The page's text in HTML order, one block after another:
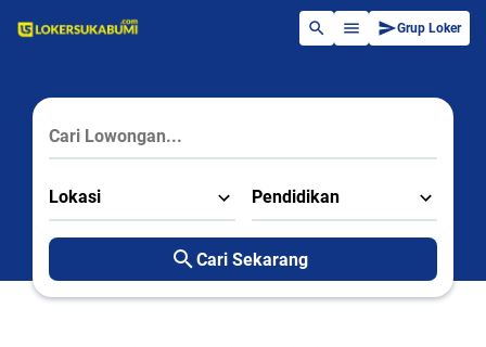
Grup Loker
Lokasi Pendidikan
Cari Sekarang